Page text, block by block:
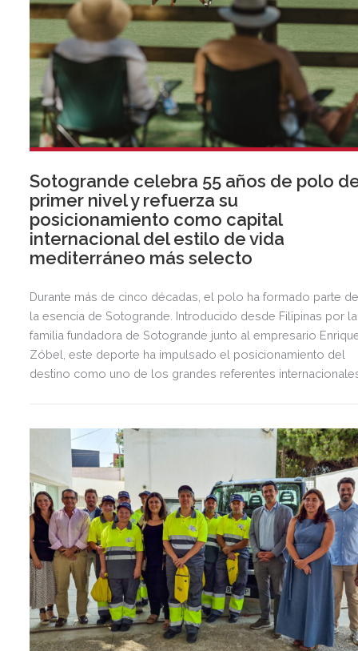
Sotogrande celebra 55 años de polo
primer nivel y refuerza su
posicionamiento como capital
internacional del estilo de vida
mediterráneo más selecto
Durante más de cinco décadas, el polo ha formado parte
la esencia de Sotogrande. Introducido desde Filipinas por la
familia fundadora de Sotogrande junto al empresario
Zóbel, este deporte ha impulsado el posicionamiento del
destino como uno de los grandes referentes
exclusiva agenda social.